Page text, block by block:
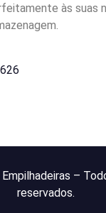
às suas
–
reservados.